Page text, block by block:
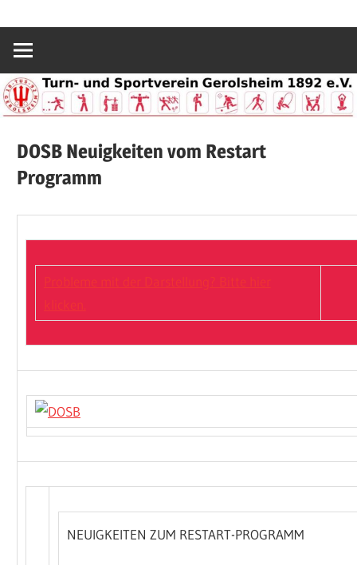
springen
TuS
Gerolsheim
1892
und
in
Gerolsheim
DOSB Neuigkeiten vom Restart
Programm
NEUIGKEITEN ZUM RESTART-PROGRAMM